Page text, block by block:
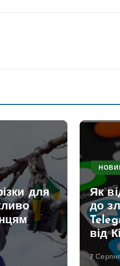
для
Як
до
від
7